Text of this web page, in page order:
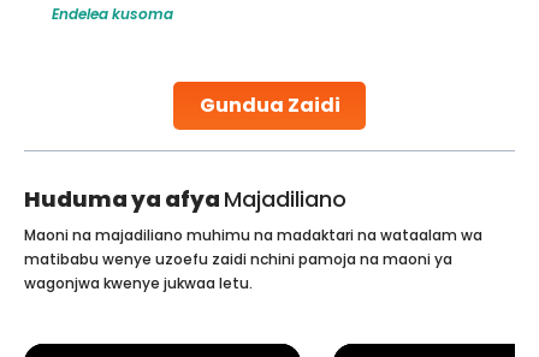
Gundua Zaidi
challenges and help couples achieve their dream of
collected, they process the
Endelea kusoma
Huduma ya afya Majadiliano
Maoni na majadiliano muhimu na madaktari na wataalam wa
matibabu wenye uzoefu zaidi nchini pamoja na maoni ya
wagonjwa kwenye jukwaa letu.